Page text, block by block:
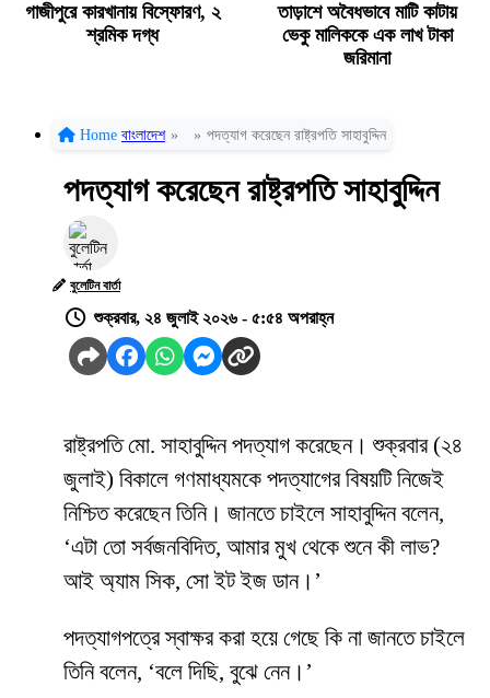
গাজীপুরে কারখানায় বিস্ফোরণ, ২
শ্রমিক দগ্ধ
তাড়াশে অবৈধভাবে মাটি কাটায়
ভেকু মালিককে এক লাখ টাকা
জরিমানা
Home বাংলাদেশ » » পদত্যাগ করেছেন রাষ্ট্রপতি সাহাবুদ্দিন
পদত্যাগ করেছেন রাষ্ট্রপতি সাহাবুদ্দিন
বুলেটিন বার্তা
শুক্রবার, ২৪ জুলাই ২০২৬ - ৫:৫৪ অপরাহ্ন
রাষ্ট্রপতি মো. সাহাবুদ্দিন পদত্যাগ করেছেন। শুক্রবার (২৪
জুলাই) বিকালে গণমাধ্যমকে পদত্যাগের বিষয়টি নিজেই
নিশ্চিত করেছেন তিনি। জানতে চাইলে সাহাবুদ্দিন বলেন,
‘এটা তো সর্বজনবিদিত, আমার মুখ থেকে শুনে কী লাভ?
আই অ্যাম সিক, সো ইট ইজ ডান।’
পদত্যাগপত্রে স্বাক্ষর করা হয়ে গেছে কি না জানতে চাইলে
তিনি বলেন, ‘বলে দিছি, বুঝে নেন।’